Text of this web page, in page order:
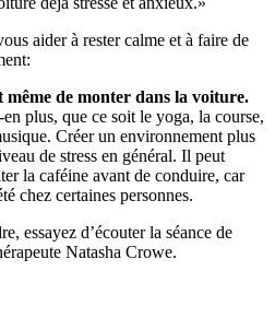
aider à rester calme et à faire de
même de monter dans la voiture.
plus, que ce soit le yoga, la course,
Créer un environnement plus
de stress en général. Il peut
la caféine avant de conduire, car
chez certaines personnes.
essayez d’écouter la séance de
Natasha Crowe.